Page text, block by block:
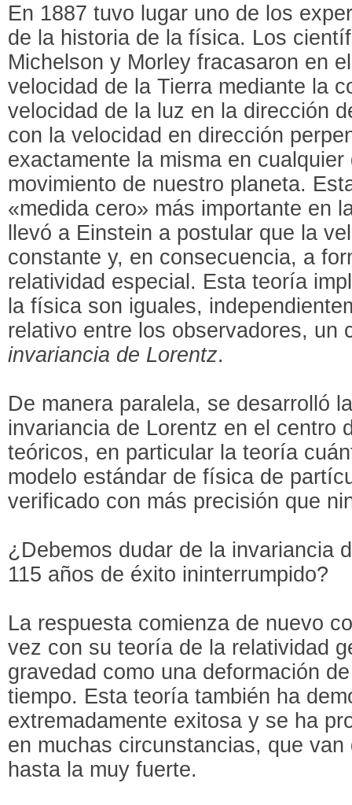
En 1887 tuvo lugar uno de los
de la historia de la física. Los
Michelson y Morley fracasaron en
velocidad de la Tierra mediante la
velocidad de la luz en la dirección
con la velocidad en dirección
exactamente la misma en
movimiento de nuestro planeta.
«medida cero» más importante en
llevó a Einstein a postular que la
constante y, en consecuencia, a
relatividad especial. Esta teoría
la física son iguales,
relativo entre los observadores, un
invariancia de Lorentz.
De manera paralela, se desarrolló
invariancia de Lorentz en el centro
teóricos, en particular la teoría
modelo estándar de física de
verificado con más precisión que
¿Debemos dudar de la invariancia
115 años de éxito ininterrumpido?
La respuesta comienza de nuevo
vez con su teoría de la relatividad
gravedad como una deformación
tiempo. Esta teoría también ha
extremadamente exitosa y se ha
en muchas circunstancias, que
hasta la muy fuerte.